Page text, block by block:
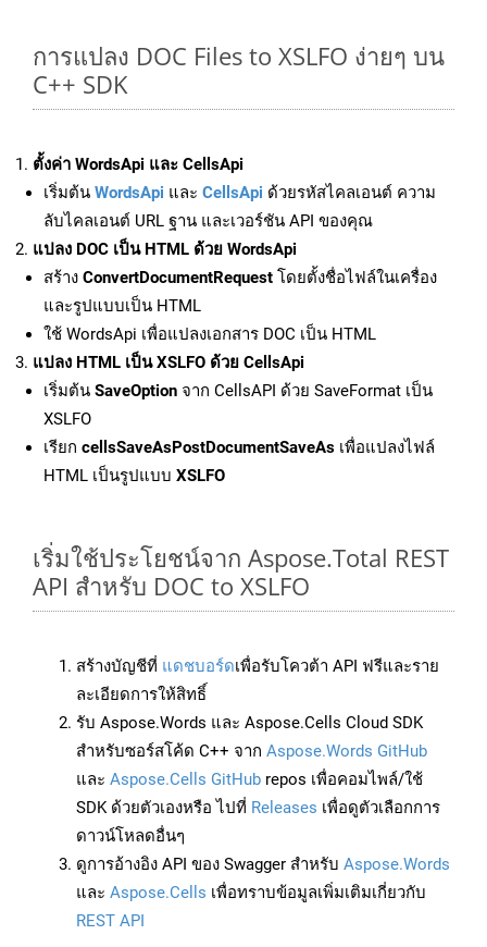
การแปลง DOC Files to XSLFO ง่ายๆ บน
C++ SDK
ตั้งค่า WordsApi และ CellsApi
เริ่มต้น WordsApi และ CellsApi ด้วยรหัสไคลเอนต์ ความ
ลับไคลเอนต์ URL ฐาน และเวอร์ชัน API ของคุณ
แปลง DOC เป็น HTML ด้วย WordsApi
สร้าง ConvertDocumentRequest โดยตั้งชื่อไฟล์ในเครื่อง
และรูปแบบเป็น HTML
ใช้ WordsApi เพื่อแปลงเอกสาร DOC เป็น HTML
แปลง HTML เป็น XSLFO ด้วย CellsApi
เริ่มต้น SaveOption จาก CellsAPI ด้วย SaveFormat เป็น
XSLFO
เรียก cellsSaveAsPostDocumentSaveAs เพื่อแปลงไฟล์
HTML เป็นรูปแบบ XSLFO
เริ่มใช้ประโยชน์จาก Aspose.Total REST
API สำหรับ DOC to XSLFO
สร้างบัญชีที่ แดชบอร์ดเพื่อรับโควต้า API ฟรีและราย
ละเอียดการให้สิทธิ์
รับ Aspose.Words และ Aspose.Cells Cloud SDK
สำหรับซอร์สโค้ด C++ จาก Aspose.Words GitHub
และ Aspose.Cells GitHub repos เพื่อคอมไพล์/ใช้
SDK ด้วยตัวเองหรือ ไปที่ Releases เพื่อดูตัวเลือกการ
ดาวน์โหลดอื่นๆ
ดูการอ้างอิง API ของ Swagger สำหรับ Aspose.Words
และ Aspose.Cells เพื่อทราบข้อมูลเพิ่มเติมเกี่ยวกับ
REST API